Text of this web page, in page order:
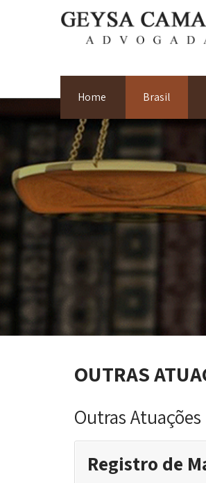
Home Brasil
OUTRAS
Outras
Registro de